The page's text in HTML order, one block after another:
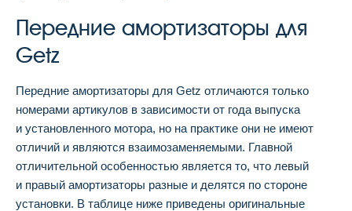
Передние амортизаторы для
Getz
Передние амортизаторы для Getz отличаются только
номерами артикулов в зависимости от года выпуска
и установленного мотора, но на практике они не имеют
отличий и являются взаимозаменяемыми. Главной
отличительной особенностью является то, что левый
и правый амортизаторы разные и делятся по стороне
установки. В таблице ниже приведены оригинальные